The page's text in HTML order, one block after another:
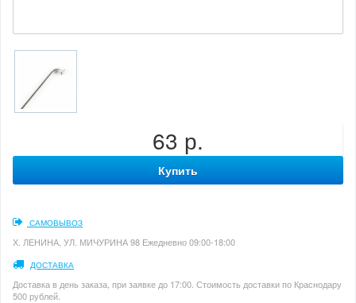
63 р.
Купить
САМОВЫВОЗ
Х. ЛЕНИНА, УЛ. МИЧУРИНА 98 Ежедневно 09:00-18:00
ДОСТАВКА
Доставка в день заказа, при заявке до 17:00. Стоимость доставки по Краснодару
500 рублей.